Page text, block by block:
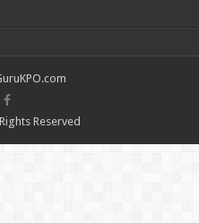
Reserved